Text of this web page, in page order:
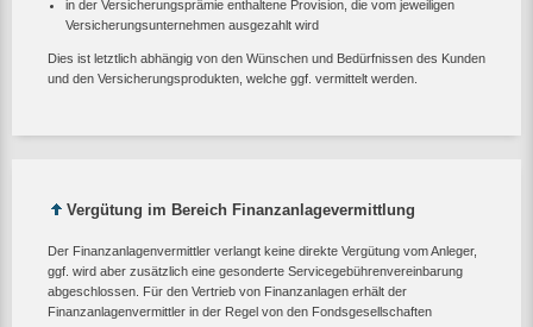
in der Versicherungsprämie enthaltene Provision, die vom jeweiligen
Versicherungsunternehmen ausgezahlt wird
Dies ist letztlich abhängig von den Wünschen und Bedürfnissen des Kunden
und den Versicherungsprodukten, welche ggf. vermittelt werden.
Vergütung im Bereich Finanzanlagevermittlung
Der Finanzanlagenvermittler verlangt keine direkte Vergütung vom Anleger,
ggf. wird aber zusätzlich eine gesonderte Servicegebührenvereinbarung
abgeschlossen. Für den Vertrieb von Finanzanlagen erhält der
Finanzanlagenvermittler in der Regel von den Fondsgesellschaften